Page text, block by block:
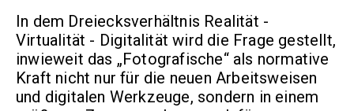
In dem Dreiecksverhältnis Realität -
Virtualität - Digitalität wird die Frage gestellt,
inwieweit das „Fotografische“ als normative
Kraft nicht nur für die neuen Arbeitsweisen
und digitalen Werkzeuge, sondern in einem